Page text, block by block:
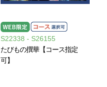
S22338 - S26155
たびもの撰華【コース指定
可】